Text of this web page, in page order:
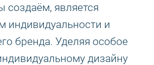
создаём, является
индивидуальности и
бренда. Уделяя особое
дизайну